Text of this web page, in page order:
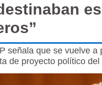
señala que se vuelve a
de proyecto político del